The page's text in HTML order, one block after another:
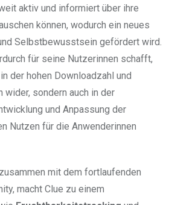
aktiv und informiert über ihre
können, wodurch ein neues
Selbstbewusstsein gefördert wird.
für seine Nutzerinnen schafft,
der hohen Downloadzahl und
sondern auch in der
und Anpassung der
Nutzen für die Anwenderinnen
mit dem fortlaufenden
macht Clue zu einem